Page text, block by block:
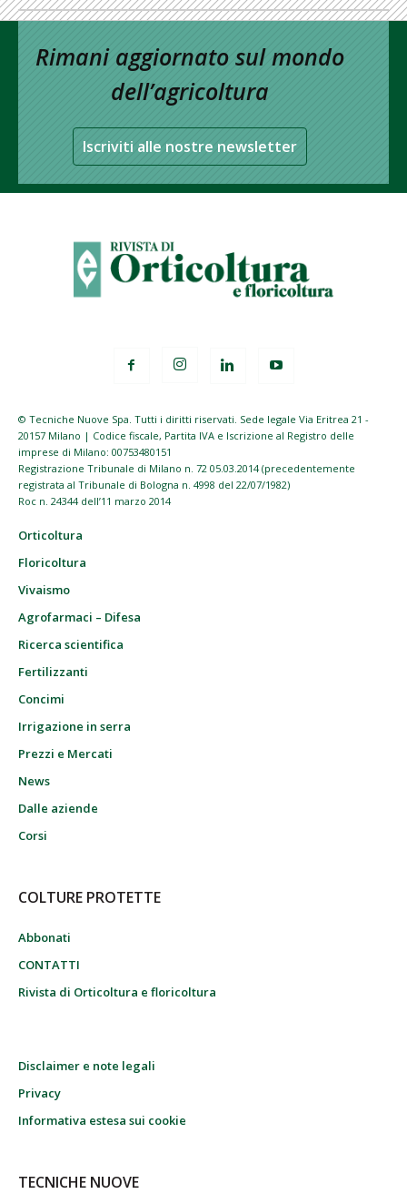
Rimani aggiornato sul mondo
dell’agricoltura
Iscriviti alle nostre newsletter
© Tecniche Nuove Spa. Tutti i diritti riservati. Sede legale Via Eritrea 21 -
20157 Milano | Codice fiscale, Partita IVA e Iscrizione al Registro delle
imprese di Milano: 00753480151
Registrazione Tribunale di Milano n. 72 05.03.2014 (precedentemente
registrata al Tribunale di Bologna n. 4998 del 22/07/1982)
Roc n. 24344 dell’11 marzo 2014
Orticoltura
Floricoltura
Vivaismo
Agrofarmaci – Difesa
Ricerca scientifica
Fertilizzanti
Concimi
Irrigazione in serra
Prezzi e Mercati
News
Dalle aziende
Corsi
COLTURE PROTETTE
Abbonati
CONTATTI
Rivista di Orticoltura e floricoltura
Disclaimer e note legali
Privacy
Informativa estesa sui cookie
TECNICHE NUOVE